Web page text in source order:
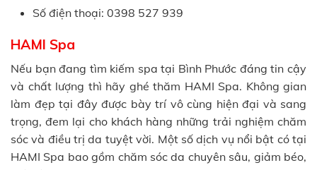
Số điện thoại: 0398 527 939
HAMI Spa
Nếu bạn đang tìm kiếm spa tại Bình Phước đáng tin cậy
và chất lượng thì hãy ghé thăm HAMI Spa. Không gian
làm đẹp tại đây được bày trí vô cùng hiện đại và sang
trọng, đem lại cho khách hàng những trải nghiệm chăm
sóc và điều trị da tuyệt vời. Một số dịch vụ nổi bật có tại
HAMI Spa bao gồm chăm sóc da chuyên sâu, giảm béo,